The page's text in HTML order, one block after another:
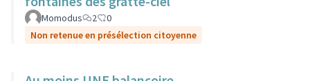
Momodus 2
0
Non retenue en présélection citoyenne